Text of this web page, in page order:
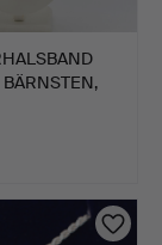
BÄRNSTEN,